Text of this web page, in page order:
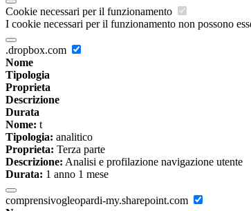
Cookie necessari per il funzionamento
I cookie necessari per il funzionamento non possono
.dropbox.com
Nome
Tipologia
Proprieta
Descrizione
Durata
Nome: t
Tipologia: analitico
Proprieta: Terza parte
Descrizione: Analisi e profilazione navigazione utente
Durata: 1 anno 1 mese
comprensivogleopardi-my.sharepoint.com